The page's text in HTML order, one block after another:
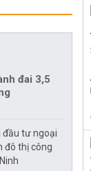
đai 3,5
đầu tư ngoại
đô thị công